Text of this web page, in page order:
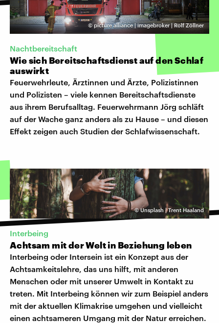
©picture alliance | imagebroker | Rolf Zöllner
Nachtbereitschaft
Wie sich Bereitschaftsdienst auf den Schlaf
auswirkt
Feuerwehrleute, Ärztinnen und Ärzte, Polizistinnen
und Polizisten – viele kennen Bereitschaftsdienste
aus ihrem Berufsalltag. Feuerwehrmann Jörg schläft
auf der Wache ganz anders als zu Hause – und diesen
Effekt zeigen auch Studien der Schlafwissenschaft.
©Unsplash | Trent Haaland
Interbeing
Achtsam mit der Welt in Beziehung leben
Interbeing oder Intersein ist ein Konzept aus der
Achtsamkeitslehre, das uns hilft, mit anderen
Menschen oder mit unserer Umwelt in Kontakt zu
treten. Mit Interbeing können wir zum Beispiel anders
mit der aktuellen Klimakrise umgehen und vielleicht
einen achtsameren Umgang mit der Natur erreichen.